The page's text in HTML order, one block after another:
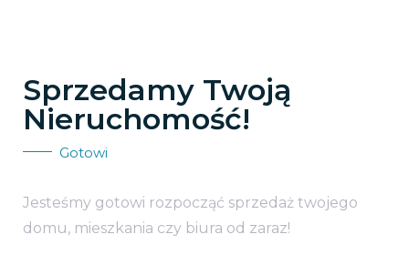
Sprzedamy Twoją
Nieruchomość!
Gotowi
Jesteśmy gotowi rozpocząć sprzedaż twojego
domu, mieszkania czy biura od zaraz!